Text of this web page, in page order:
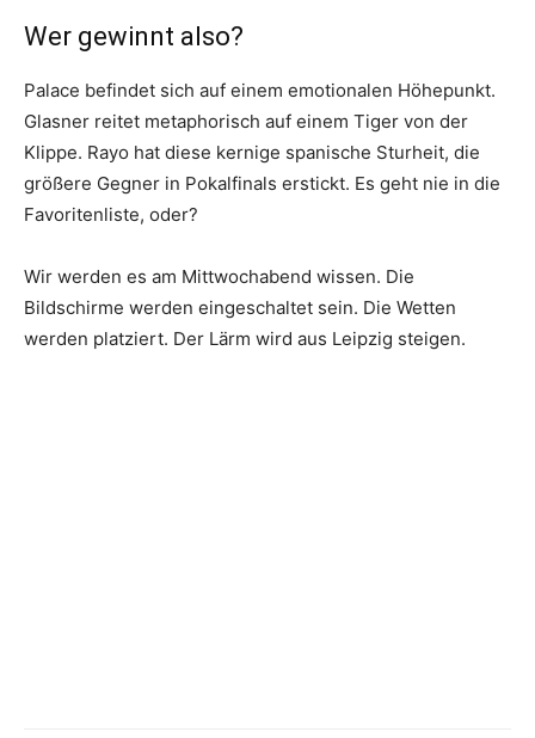
Wer gewinnt also?
Palace befindet sich auf einem emotionalen Höhepunkt.
Glasner reitet metaphorisch auf einem Tiger von der
Klippe. Rayo hat diese kernige spanische Sturheit, die
größere Gegner in Pokalfinals erstickt. Es geht nie in die
Favoritenliste, oder?
Wir werden es am Mittwochabend wissen. Die
Bildschirme werden eingeschaltet sein. Die Wetten
werden platziert. Der Lärm wird aus Leipzig steigen.